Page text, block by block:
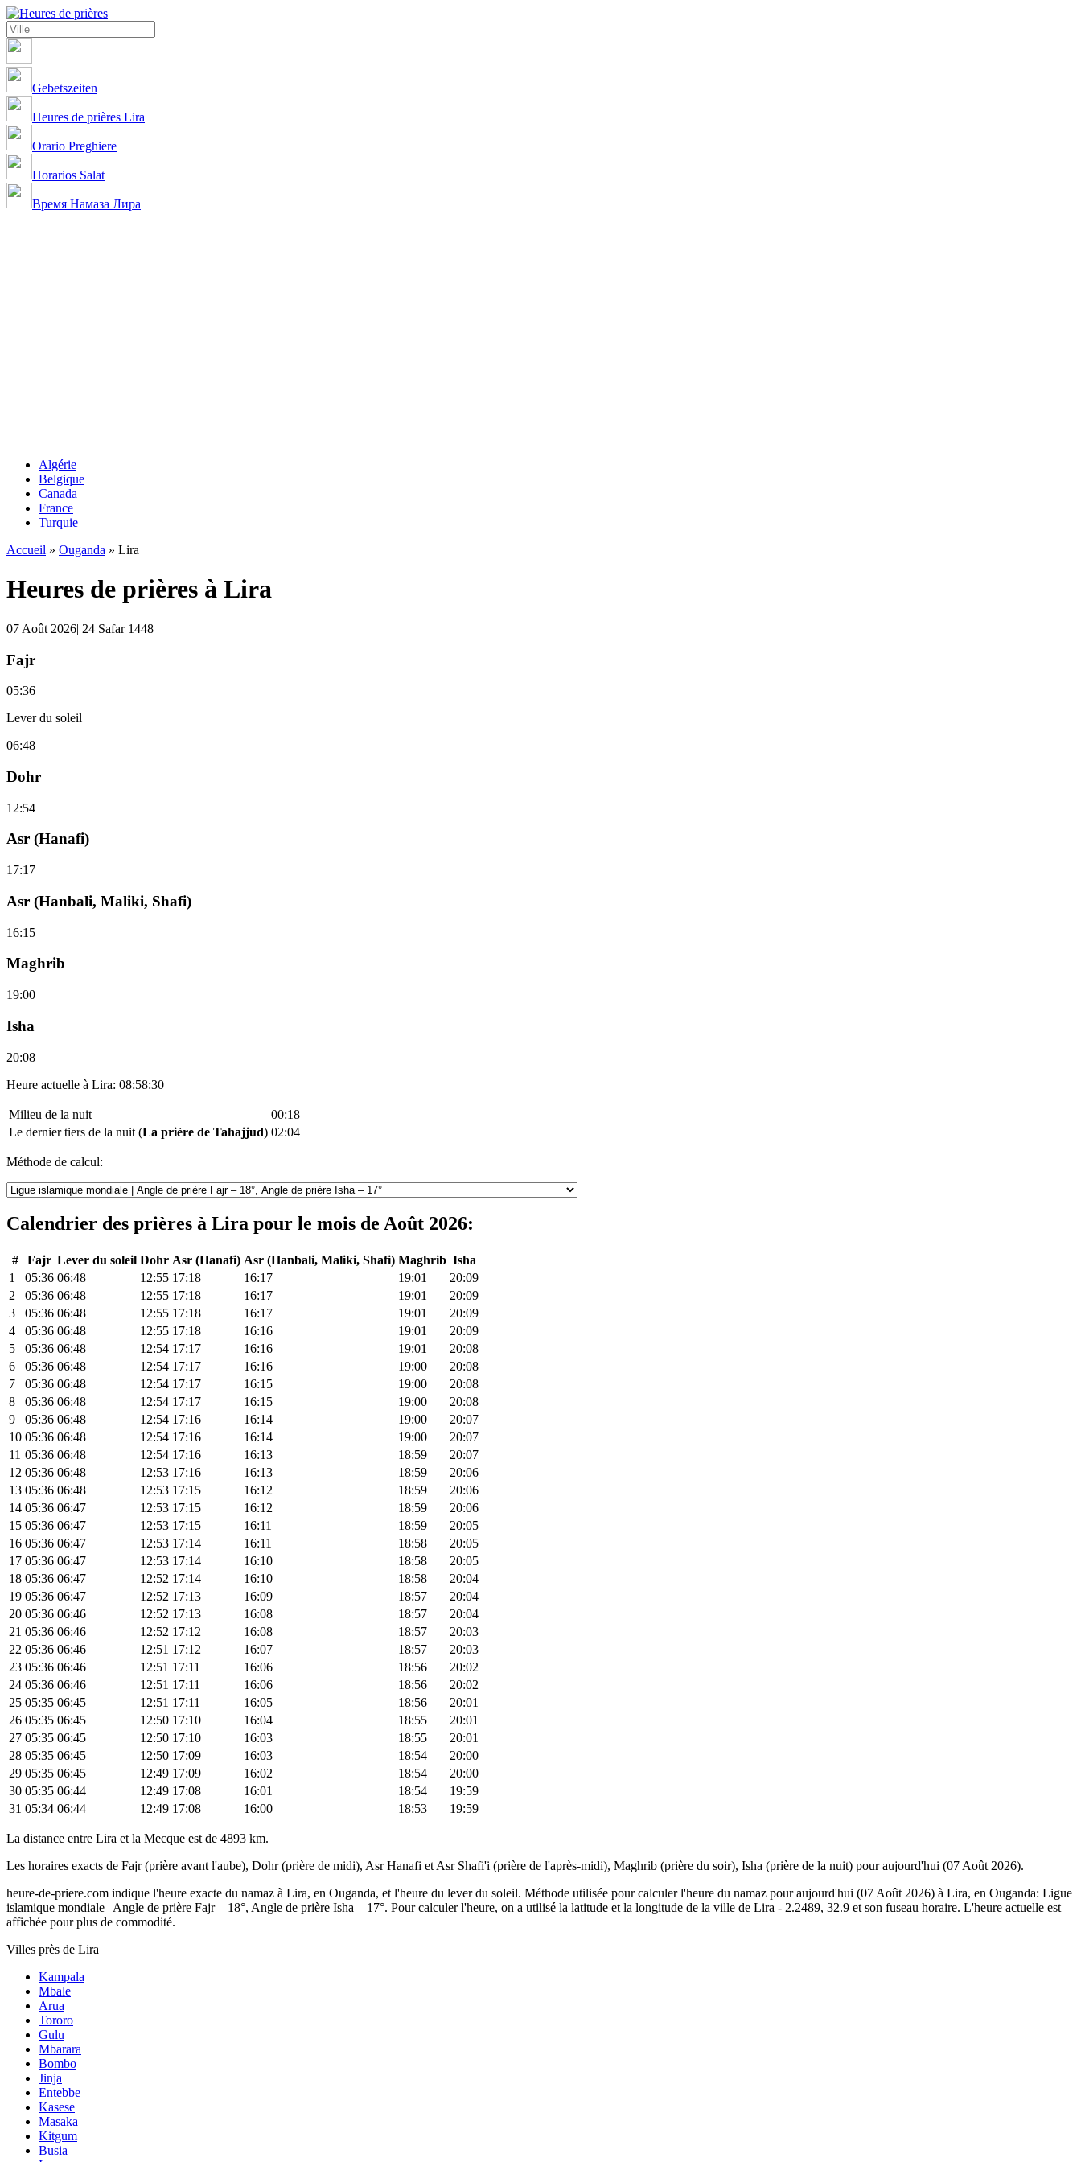
Gebetszeiten
Heures de prières Lira
Orario Preghiere
Horarios Salat
Время Намаза Лира
Algérie
Belgique
Canada
France
Turquie
Accueil » Ouganda » Lira
Heures de prières à Lira
07 Août 2026| 24 Safar 1448
Fajr
05:36
Lever du soleil
06:48
Dohr
12:54
Asr (Hanafi)
17:17
Asr (Hanbali, Maliki, Shafi)
16:15
Maghrib
19:00
Isha
20:08
Heure actuelle à Lira: 08:58:30
Milieu de la nuit
00:18
Le dernier tiers de la nuit (La prière de Tahajjud) 02:04
Méthode de calcul:
Calendrier des prières à Lira pour le mois de Août 2026:
# Fajr Lever du soleil Dohr Asr (Hanafi) Asr (Hanbali, Maliki, Shafi) Maghrib Isha
1
05:36 06:48 12:55 17:18 16:17 19:01
20:09
2
05:36 06:48 12:55 17:18 16:17 19:01
20:09
3
05:36 06:48 12:55 17:18 16:17 19:01
20:09
4
05:36 06:48 12:55 17:18 16:16 19:01
20:09
5
05:36 06:48 12:54 17:17 16:16 19:01
20:08
6
05:36 06:48 12:54 17:17 16:16 19:00
20:08
7
05:36 06:48 12:54 17:17 16:15 19:00
20:08
8
05:36 06:48 12:54 17:17 16:15 19:00
20:08
9
05:36 06:48 12:54 17:16 16:14 19:00
20:07
10 05:36 06:48 12:54 17:16 16:14 19:00
20:07
11 05:36 06:48 12:54 17:16 16:13 18:59
20:07
12 05:36 06:48 12:53 17:16 16:13 18:59
20:06
13 05:36 06:48 12:53 17:15 16:12 18:59
20:06
14 05:36 06:47 12:53 17:15 16:12 18:59
20:06
15 05:36 06:47 12:53 17:15 16:11 18:59
20:05
16 05:36 06:47 12:53 17:14 16:11 18:58
20:05
17 05:36 06:47 12:53 17:14 16:10 18:58
20:05
18 05:36 06:47 12:52 17:14 16:10 18:58
20:04
19 05:36 06:47 12:52 17:13 16:09 18:57
20:04
20 05:36 06:46 12:52 17:13 16:08 18:57
20:04
21 05:36 06:46 12:52 17:12 16:08 18:57
20:03
22 05:36 06:46 12:51 17:12 16:07 18:57
20:03
23 05:36 06:46 12:51 17:11 16:06 18:56
20:02
24 05:36 06:46 12:51 17:11 16:06 18:56
20:02
25 05:35 06:45 12:51 17:11 16:05 18:56
20:01
26 05:35 06:45 12:50 17:10 16:04 18:55
20:01
27 05:35 06:45 12:50 17:10 16:03 18:55
20:01
28 05:35 06:45 12:50 17:09 16:03 18:54
20:00
29 05:35 06:45 12:49 17:09 16:02 18:54
20:00
30 05:35 06:44 12:49 17:08 16:01 18:54
19:59
31 05:34 06:44 12:49 17:08 16:00 18:53 19:59
La distance entre Lira et la Mecque est de 4893 km.
Les horaires exacts de Fajr (prière avant l'aube), Dohr (prière de midi), Asr Hanafi et Asr Shafi'i (prière de l'après-midi), Maghrib (prière du soir), Isha (prière de la nuit) pour aujourd'hui (07 Août 2026).
heure-de-priere.com indique l'heure exacte du namaz à Lira, en Ouganda, et l'heure du lever du soleil. Méthode utilisée pour calculer l'heure du namaz pour aujourd'hui (07 Août 2026) à Lira, en Ouganda: Ligue
islamique mondiale | Angle de prière Fajr – 18°, Angle de prière Isha – 17°. Pour calculer l'heure, on a utilisé la latitude et la longitude de la ville de Lira - 2.2489, 32.9 et son fuseau horaire. L'heure actuelle est
affichée pour plus de commodité.
Villes près de Lira
Kampala
Mbale
Arua
Tororo
Gulu
Mbarara
Bombo
Jinja
Entebbe
Kasese
Masaka
Kitgum
Busia